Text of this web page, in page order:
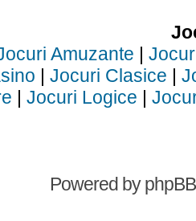
Amuzante |
| Jocuri Clasice |
| Jocuri Logice |
Powered byphpBB